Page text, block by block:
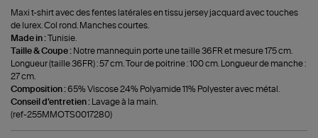
Maxi t-shirt avec des fentes latérales en tissu jersey jacquard avec touches
de lurex. Col rond. Manches courtes.
Made in :Tunisie.
Taille & Coupe : Notre mannequin porte une taille 36FR et mesure 175 cm.
Longueur (taille 36FR) : 57 cm. Tour de poitrine : 100 cm. Longueur de manche :
27 cm.
Composition :65% Viscose 24% Polyamide 11% Polyester avec métal.
Conseil d'entretien :
Lavage à la main.
(ref-255MMOTS0017280)